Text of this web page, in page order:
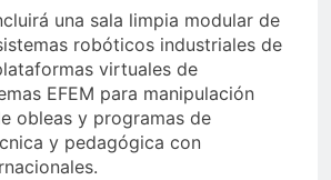
una sala limpia modular de
robóticos industriales de
virtuales de
EFEM para manipulación
obleas y programas de
y pedagógica con